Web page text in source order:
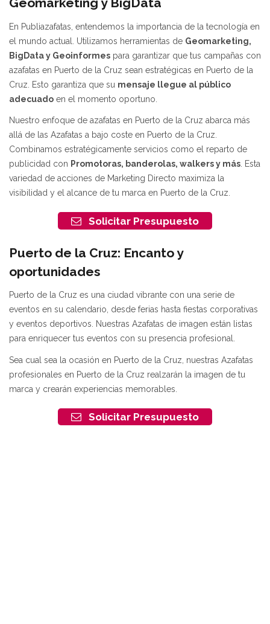
En Publiazafatas, entendemos la importancia de la tecnología en
el mundo actual. Utilizamos herramientas de Geomarketing,
BigData y Geoinformes para garantizar que tus campañas con
azafatas en Puerto de la Cruz sean estratégicas en Puerto de la
Cruz. Esto garantiza que su mensaje llegue al público
adecuado en el momento oportuno.
Nuestro enfoque de azafatas en Puerto de la Cruz abarca más
allá de las Azafatas a bajo coste en Puerto de la Cruz.
Combinamos estratégicamente servicios como el reparto de
publicidad con Promotoras, banderolas, walkers y más. Esta
variedad de acciones de Marketing Directo maximiza la
visibilidad y el alcance de tu marca en Puerto de la Cruz.
Solicitar Presupuesto
Puerto de la Cruz: Encanto y
oportunidades
Puerto de la Cruz es una ciudad vibrante con una serie de
eventos en su calendario, desde ferias hasta fiestas corporativas
y eventos deportivos. Nuestras Azafatas de imagen están listas
para enriquecer tus eventos con su presencia profesional.
Sea cual sea la ocasión en Puerto de la Cruz, nuestras Azafatas
profesionales en Puerto de la Cruz realzarán la imagen de tu
marca y crearán experiencias memorables.
Solicitar Presupuesto